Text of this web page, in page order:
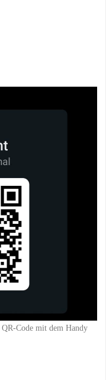
Code mit dem Handy